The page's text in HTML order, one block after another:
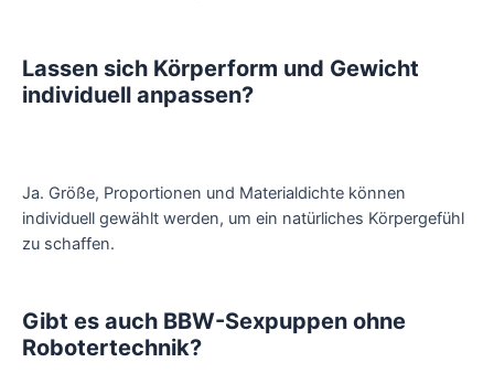
Lassen sich Körperform und Gewicht
individuell anpassen?
Ja. Größe, Proportionen und Materialdichte können
individuell gewählt werden, um ein natürliches Körpergefühl
zu schaffen.
Gibt es auch BBW-Sexpuppen ohne
Robotertechnik?